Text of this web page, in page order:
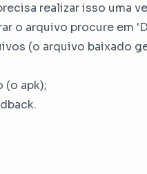
realizar isso uma
o arquivo procure em
(o arquivo baixado
(o apk);